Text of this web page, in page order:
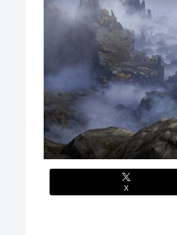
【生後1日めから】赤ちゃんと大
【ウマ娘】セイちゃんの攻撃力を
【悲報】サイゼ絵師、アカウン
刈川くるみアナ ノースリーブの
【艦これ】ジャージ鹿島 他
堀江由衣(49)がまだ誰のものでも
【画像】みい山作者、結構ヤバい
【ウマ娘】なんだかんだ人はダイ
【ウマ娘】ライトオはこういう事言
【ガンプラ再販】 HG「ジェス
【衝撃】30代婚活女さん、年収
【艦これ】みんなもう終わって
るとアホほど時間かかる？
【艦これ】酔って妹に絡むアブル
【艦これ】今回のかわいい大賞は
パチンコ代を稼ぐ為に白タクやっ
実際のところ中国って日本をどう
体調不良で休んでパチンコ通って
内閣広報官「高市総理が避難所
X